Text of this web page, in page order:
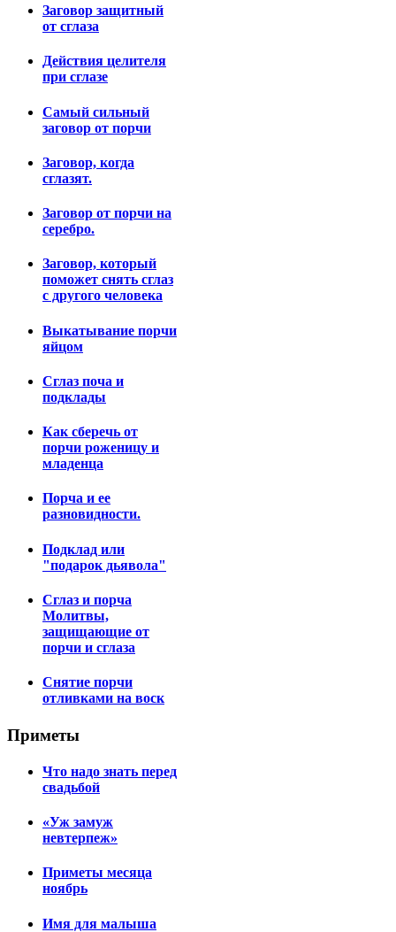
Заговор защитный
от сглаза
Действия целителя
при сглазе
Самый сильный
заговор от порчи
Заговор, когда
сглазят.
Заговор от порчи на
серебро.
Заговор, который
поможет снять сглаз
с другого человека
Выкатывание порчи
яйцом
Сглаз поча и
подклады
Как сберечь от
порчи роженицу и
младенца
Порча и ее
разновидности.
Подклад или
"подарок дьявола"
Сглаз и порча
Молитвы,
защищающие от
порчи и сглаза
Снятие порчи
отливками на воск
Приметы
Что надо знать перед
свадьбой
«Уж замуж
невтерпеж»
Приметы месяца
ноябрь
Имя для малыша